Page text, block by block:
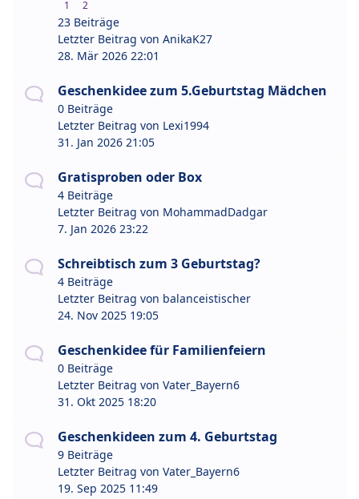
1 2
23 Beiträge
Letzter Beitrag von AnikaK27
28. Mär 2026 22:01
Geschenkidee zum 5.Geburtstag Mädchen
0 Beiträge
Letzter Beitrag von Lexi1994
31. Jan 2026 21:05
Gratisproben oder Box
4 Beiträge
Letzter Beitrag von MohammadDadgar
7. Jan 2026 23:22
Schreibtisch zum 3 Geburtstag?
4 Beiträge
Letzter Beitrag von balanceistischer
24. Nov 2025 19:05
Geschenkidee für Familienfeiern
0 Beiträge
Letzter Beitrag von Vater_Bayern6
31. Okt 2025 18:20
Geschenkideen zum 4. Geburtstag
9 Beiträge
Letzter Beitrag von Vater_Bayern6
19. Sep 2025 11:49